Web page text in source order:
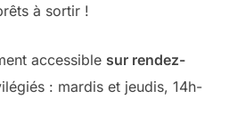
à sortir !
accessible sur rendez-
: mardis et jeudis, 14h-